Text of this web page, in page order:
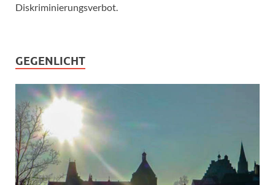
Diskriminierungsverbot.
GEGENLICHT